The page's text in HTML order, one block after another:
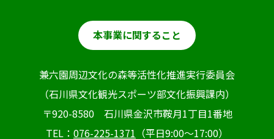
本事業に関すること
兼六園周辺文化の森等活性化推進実行委員会
（石川県文化観光スポーツ部文化振興課内）
〒920-8580 石川県金沢市鞍月1丁目1番地
TEL： 076-225-1371 （平日9:00～17:00）